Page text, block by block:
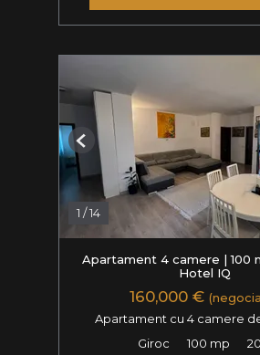
1 /14
Previous
Apartament 4 camere | 100
Hotel IQ
160,000 €
Apartament cu 4 camere
Giroc
100 mp